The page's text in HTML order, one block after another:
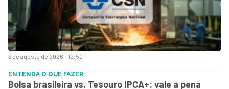
3 de agosto de 2026 - 12:50
ENTENDA O QUE FAZER
Bolsa brasileira vs. Tesouro IPCA+: vale a pena